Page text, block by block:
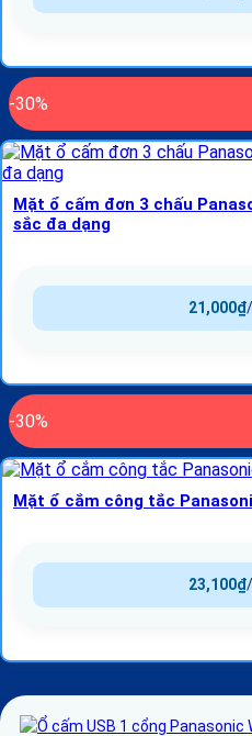
-30%
Mặt ổ cấm đơn 3 chấu
sắc đa dạng
/
21,000₫
-30%
Mặt ổ cắm công tắc
/
23,100₫